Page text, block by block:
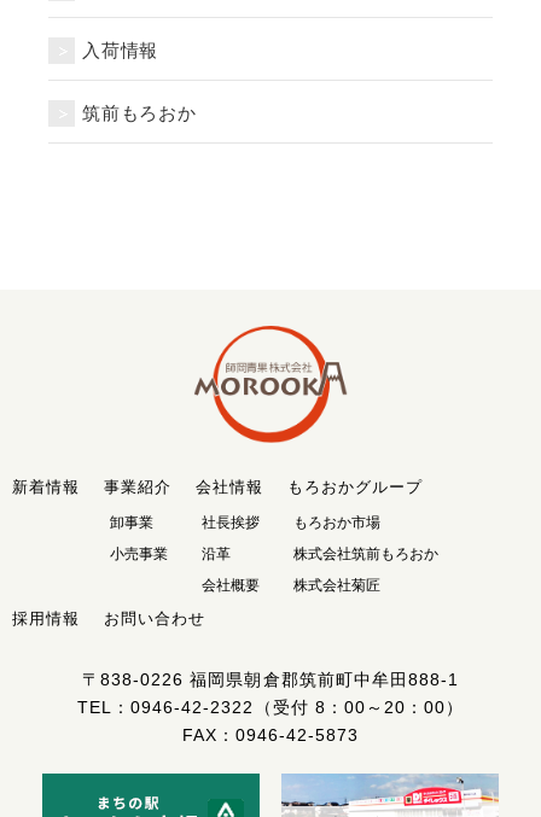
入荷情報
筑前もろおか
新着情報 事業紹介
卸事業
小売事業
会社情報
社長挨拶
沿革
会社概要
もろおかグループ
もろおか市場
株式会社筑前もろおか
株式会社菊匠
採用情報 お問い合わせ
〒838-0226福岡県朝倉郡筑前町中牟田888-1
TEL： 0946-42-2322
（受付 8：00～20：00）
FAX：0946-42-5873